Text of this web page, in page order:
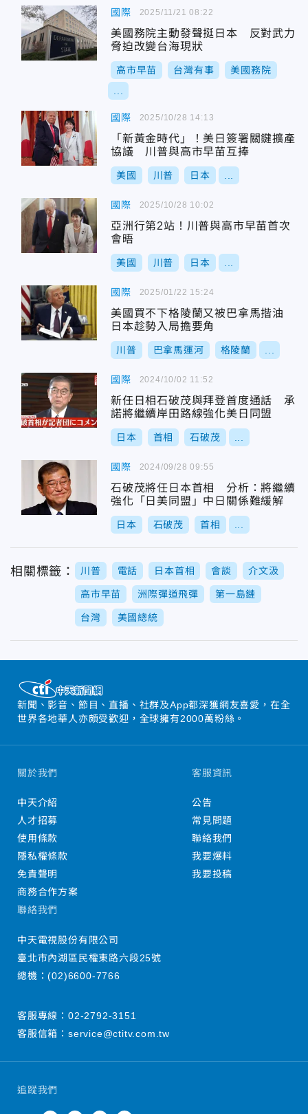
國際
美國務院主動發聲挺日本 反對武力
脅迫改變台海現狀
高市早苗 台灣有事 美國務院
2025/11/21 08:22
國際
「新黃金時代」！美日簽署關鍵擴產
協議 川普與高市早苗互捧
美國 川普 日本
2025/10/28 14:13
國際
亞洲行第2站！川普與高市早苗首次
會晤
美國 川普 日本
2025/10/28 10:02
國際
美國買不下格陵蘭又被巴拿馬揩油
日本趁勢入局擔要角
川普 巴拿馬運河 格陵蘭
2025/01/22 15:24
國際
新任日相石破茂與拜登首度通話 承
諾將繼續岸田路線強化美日同盟
日本 首相 石破茂
2024/10/02 11:52
國際
石破茂將任日本首相 分析：將繼續
強化「日美同盟」中日關係難緩解
日本 石破茂 首相
2024/09/28 09:55
相關標籤： 川普 電話 日本首相 會談 介文汲
高市早苗 洲際彈道飛彈 第一島鏈
台灣 美國總統
新聞、影音、節目、直播、社群及App都深獲網友喜愛，在全
世界各地華人亦頗受歡迎，全球擁有2000萬粉絲。
追蹤我們
關於我們
中天介紹
人才招募
使用條款
隱私權條款
免責聲明
商務合作方案
客服資訊
公告
常見問題
聯絡我們
我要爆料
我要投稿
聯絡我們
中天電視股份有限公司
臺北市內湖區民權東路六段25號
總機：(02)6600-7766
客服專線： 02-2792-3151
客服信箱： service@ctitv.com.tw